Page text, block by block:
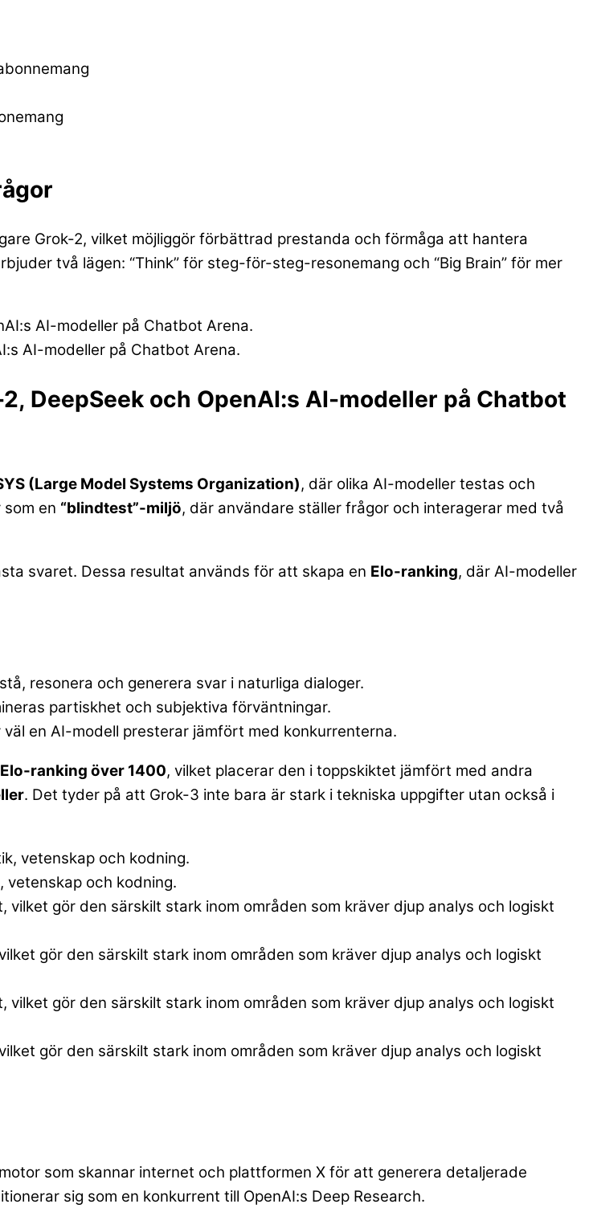
Grok-2, vilket möjliggör förbättrad prestanda och förmåga att hantera
två lägen: “Think” för steg-för-steg-resonemang och “Big Brain” för mer
AI-modeller på Chatbot Arena.
DeepSeek och OpenAI:s AI-modeller på Chatbot
(Large Model Systems Organization), där olika AI-modeller testas och
en “blindtest”-miljö, där användare ställer frågor och interagerar med två
svaret. Dessa resultat används för att skapa en Elo-ranking, där AI-modeller
resonera och generera svar i naturliga dialoger.
partiskhet och subjektiva förväntningar.
en AI-modell presterar jämfört med konkurrenterna.
Elo-ranking över 1400, vilket placerar den i toppskiktet jämfört med andra
. Det tyder på att Grok-3 inte bara är stark i tekniska uppgifter utan också i
vetenskap och kodning.
gör den särskilt stark inom områden som kräver djup analys och logiskt
gör den särskilt stark inom områden som kräver djup analys och logiskt
som skannar internet och plattformen X för att generera detaljerade
sig som en konkurrent till OpenAI:s Deep Research.